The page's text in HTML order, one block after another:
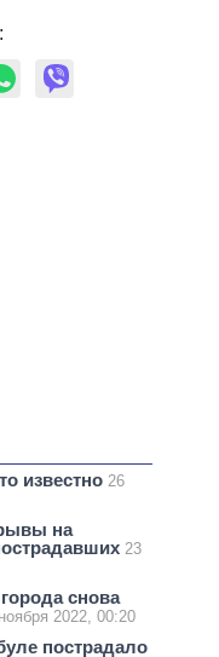
известно 26
на
23
снова
2022, 00:20
пострадало